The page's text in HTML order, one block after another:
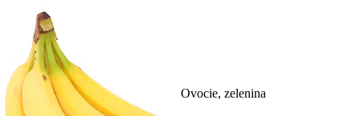
Ovocie, zelenina